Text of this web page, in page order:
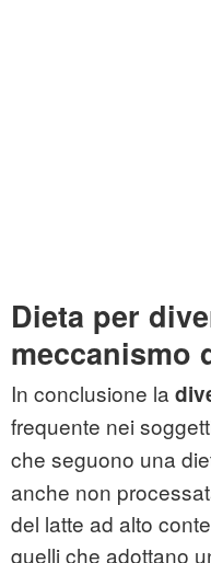
Dieta per
meccanismo
In conclusione la
frequente nei
che seguono una
anche non
del latte ad alto
quelli che adottano